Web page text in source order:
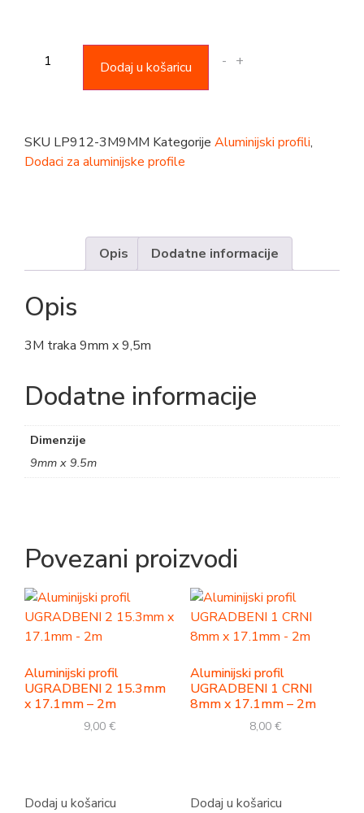
- +
Dodaj u košaricu
SKU LP912-3M9MM Kategorije Aluminijski profili,
Dodaci za aluminijske profile
Opis Dodatne informacije
Opis
3M traka 9mm x 9,5m
Dodatne informacije
Dimenzije
9mm x 9.5m
Povezani proizvodi
Aluminijski profil
UGRADBENI 2 15.3mm
x 17.1mm – 2m
9,00 €
Dodaj u košaricu
Aluminijski profil
UGRADBENI 1 CRNI
8mm x 17.1mm – 2m
8,00 €
Dodaj u košaricu